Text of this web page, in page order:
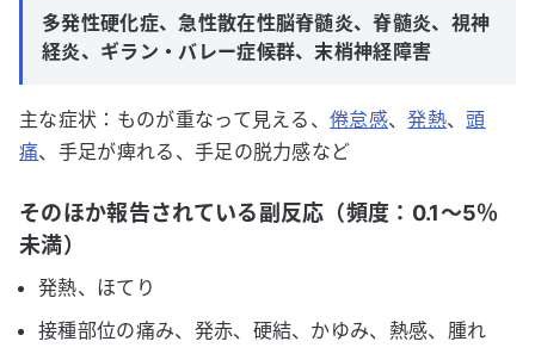
多発性硬化症、急性散在性脳脊髄炎、脊髄炎、視神
経炎、ギラン・バレー症候群、末梢神経障害
主な症状：ものが重なって見える、倦怠感、発熱、頭
痛、手足が痺れる、手足の脱力感など
そのほか報告されている副反応（頻度：0.1～5％
未満）
発熱、ほてり
接種部位の痛み、発赤、硬結、かゆみ、熱感、腫れ